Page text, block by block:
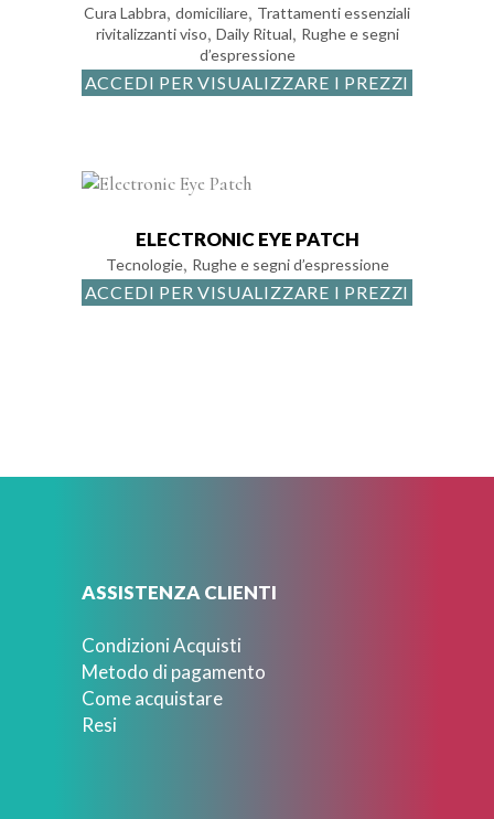
Cura Labbra, domiciliare, Trattamenti essenziali
rivitalizzanti viso, Daily Ritual, Rughe e segni
d’espressione
ACCEDI PER VISUALIZZARE I PREZZI
ELECTRONIC EYE PATCH
Tecnologie, Rughe e segni d’espressione
ACCEDI PER VISUALIZZARE I PREZZI
ASSISTENZA CLIENTI
Condizioni Acquisti
Metodo di pagamento
Come acquistare
Resi